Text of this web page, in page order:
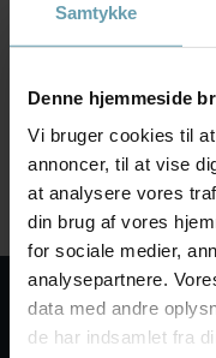
Samtykke
Denne hjemmeside
Vi bruger cookies til
annoncer, til at vise
at analysere vores
din brug af vores
for sociale medier,
analysepartnere.
data med andre
de har indsamlet fra
Gl. Skanderborg
CSM Midt Nord
Behandlingssektionen